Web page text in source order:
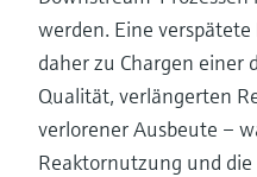
werden. Eine
daher zu Chargen einer
Qualität, verlängerten
verlorener Ausbeute –
Reaktornutzung und